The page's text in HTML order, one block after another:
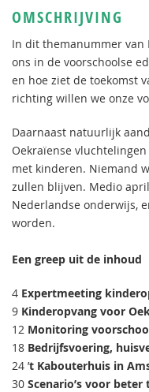
OMSCHRIJVING
In dit themanummer van
ons in de voorschoolse
en hoe ziet de toekomst
richting willen we onze
Daarnaast natuurlijk
Oekraïense
met kinderen. Niemand
zullen blijven. Medio
Nederlandse onderwijs,
worden.
Een greep uit de inhoud
4 Expertmeeting
9 Kinderopvang voor
12 Monitoring
18 Bedrijfsvoering,
24 ’t Kabouterhuis in
30 Scenario’s voor beter